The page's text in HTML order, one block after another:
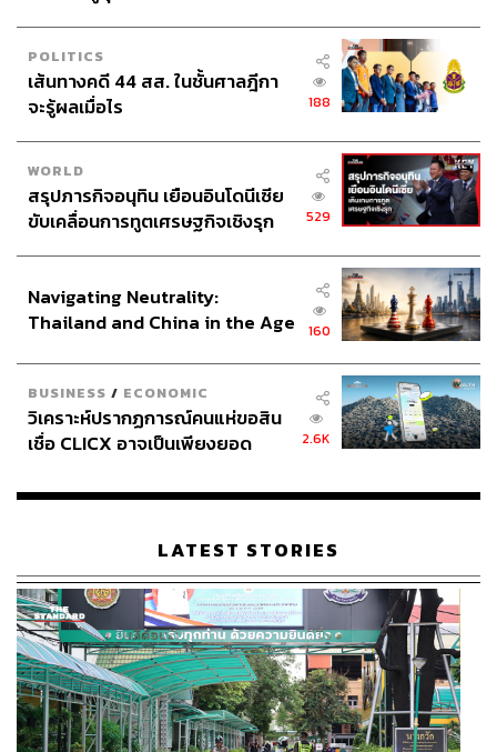
POLITICS
เส้นทางคดี 44 สส. ในชั้นศาลฎีกา
จะรู้ผลเมื่อไร
188
WORLD
สรุปภารกิจอนุทิน เยือนอินโดนีเซีย
ขับเคลื่อนการทูตเศรษฐกิจเชิงรุก
529
Navigating Neutrality:
Thailand and China in the Age
160
BUSINESS / ECONOMIC
วิเคราะห์ปรากฏการณ์คนแห่ขอสิน
เชื่อ CLICX อาจเป็นเพียงยอด
เรือนไทยที่ถูกซุกไว้
2.6K
LATEST STORIES